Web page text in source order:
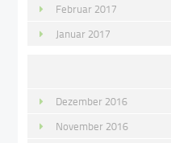
Februar 2017
Januar 2017
Dezember 2016
November 2016